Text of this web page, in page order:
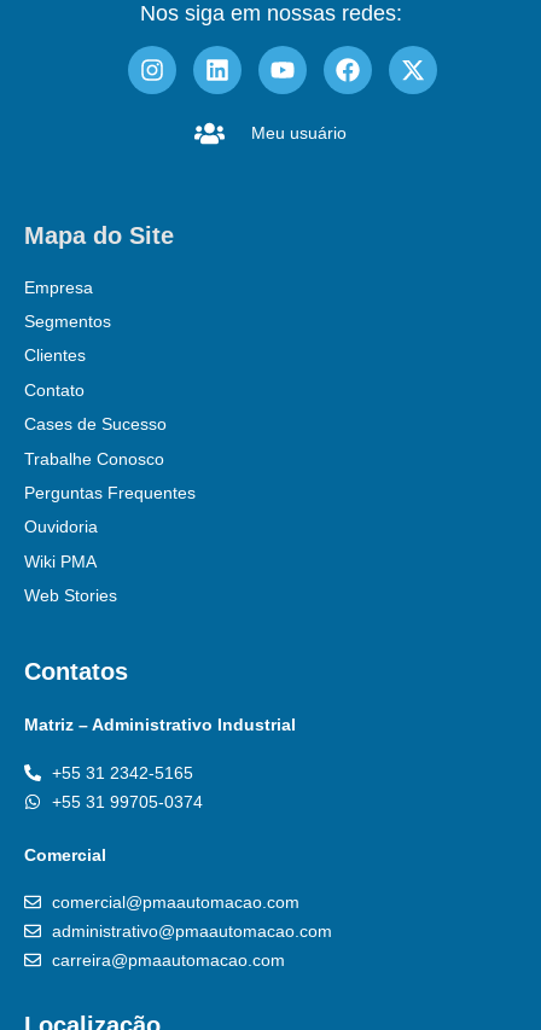
Nos siga em nossas redes:
Meu usuário
Mapa do Site
Empresa
Segmentos
Clientes
Contato
Cases de Sucesso
Trabalhe Conosco
Perguntas Frequentes
Ouvidoria
Wiki PMA
Web Stories
Contatos
Matriz – Administrativo Industrial
+55 31 2342-5165
+55 31 99705-0374
Comercial
comercial@pmaautomacao.com
administrativo@pmaautomacao.com
carreira@pmaautomacao.com